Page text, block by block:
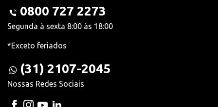
0800 727 2273
Segunda à sexta 8:00 às 18:00
*Exceto feriados
(31) 2107-2045
Nossas Redes Sociais